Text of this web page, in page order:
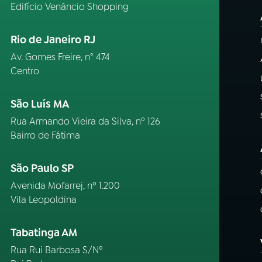
Edifício Venâncio Shopping
Rio de Janeiro RJ
Av. Gomes Freire, n° 474
Centro
São Luís MA
Rua Armando Vieira da Silva, nº 126
Bairro de Fátima
São Paulo SP
Avenida Mofarrej, nº 1.200
Vila Leopoldina
Tabatinga AM
Rua Rui Barbosa S/Nº